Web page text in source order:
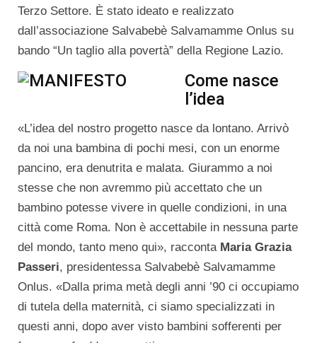
Terzo Settore. È stato ideato e realizzato
dall’associazione Salvabebè Salvamamme Onlus su
bando “Un taglio alla povertà” della Regione Lazio.
Come nasce
l’idea
«L’idea del nostro progetto nasce da lontano. Arrivò
da noi una bambina di pochi mesi, con un enorme
pancino, era denutrita e malata. Giurammo a noi
stesse che non avremmo più accettato che un
bambino potesse vivere in quelle condizioni, in una
città come Roma. Non è accettabile in nessuna parte
del mondo, tanto meno qui», racconta Maria Grazia
Passeri, presidentessa Salvabebè Salvamamme
Onlus. «Dalla prima metà degli anni ’90 ci occupiamo
di tutela della maternità, ci siamo specializzati in
questi anni, dopo aver visto bambini sofferenti per